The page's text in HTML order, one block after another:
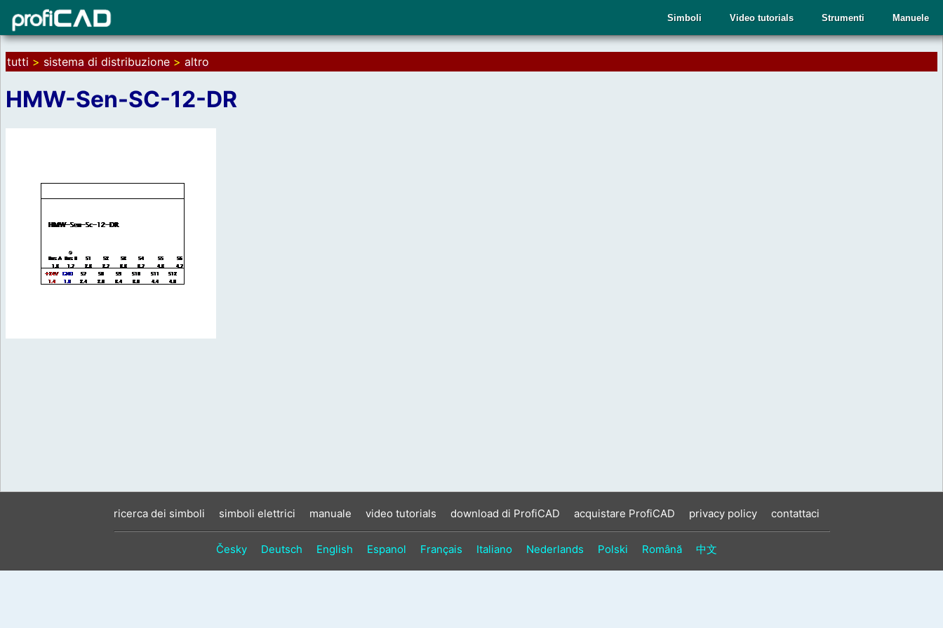
Manuele
Strumenti
Video tutorials
Simboli
tutti > sistema di distribuzione > altro
HMW-Sen-SC-12-DR
ricerca dei simboli simboli elettrici manuale video tutorials download di ProfiCAD acquistare ProfiCAD privacy policy contattaci
Česky Deutsch English Espanol Français Italiano Nederlands Polski Română 中文